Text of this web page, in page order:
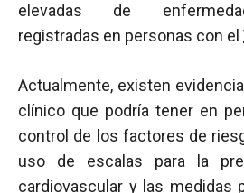
elevadas de
registradas en personas con el
Actualmente, existen
clínico que podría tener en
control de los factores de
uso de escalas para la
cardiovascular y las medidas